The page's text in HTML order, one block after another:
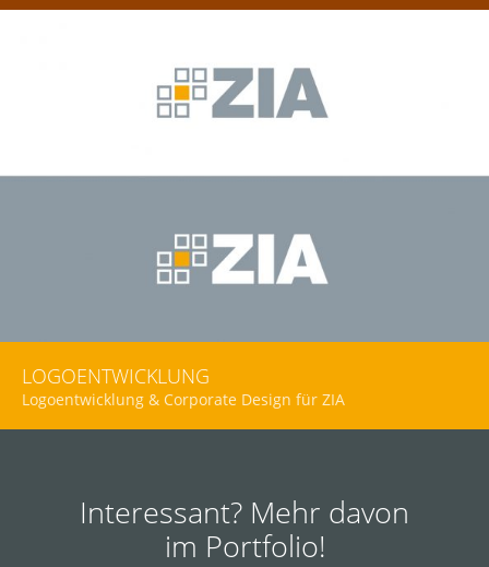
LOGOENTWICKLUNG
Logoentwicklung & Corporate Design für ZIA
Interessant? Mehr davon
im Portfolio!